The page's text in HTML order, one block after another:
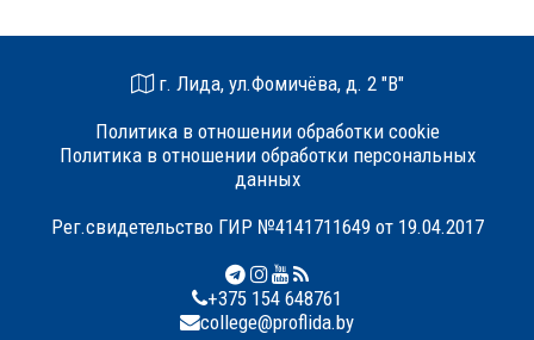
г. Лида, ул.Фомичёва, д. 2 "В"
Политика в отношении обработки cookie
Политика в отношении обработки персональных
данных
Рег.свидетельство ГИР №4141711649 от 19.04.2017
+375 154 648761
college@proflida.by